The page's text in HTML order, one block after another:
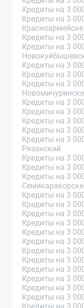
Кредиты на 3
Кредиты на 3
Красноармейске
Кредиты на 3
Кредиты на 3
Кредиты на 3
Кредиты на 3
Кредиты на 3
Новомичуринске
Кредиты на 3
Кредиты на 3
Кредиты на 3
Кредиты на 3
Кредиты на 3
Рязанский
Кредиты на 3
Кредиты на 3
Кредиты на 3
Семикаракорске
Кредиты на 3
Кредиты на 3
Кредиты на 3
Кредиты на 3
Кредиты на 3
Кредиты на 3
Кредиты на 3
Кредиты на 3
Кредиты на 3
Кредиты на 3
Кредиты на 3
Кредиты на 3